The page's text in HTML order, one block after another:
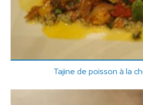
Tajine de poisson à la